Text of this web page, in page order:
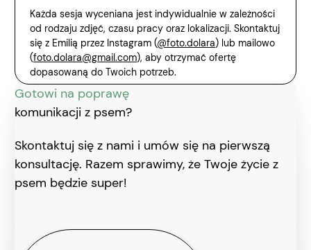
Każda sesja wyceniana jest indywidualnie w zależności
od rodzaju zdjęć, czasu pracy oraz lokalizacji. Skontaktuj
się z Emilią przez Instagram (@foto.dolara) lub mailowo
(foto.dolara@gmail.com), aby otrzymać ofertę
dopasowaną do Twoich potrzeb.
Gotowi na poprawę
komunikacji z psem?
Skontaktuj się z nami i umów się na pierwszą
konsultację. Razem sprawimy, że Twoje życie z
psem będzie super!
Porozmawiajmy o Twoim psie